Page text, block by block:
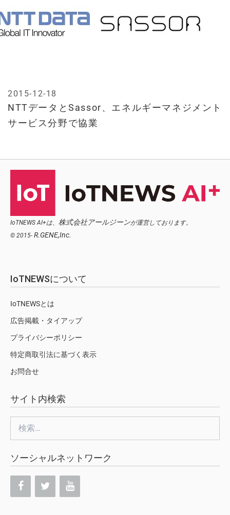
NTTデータとSassor、エネルギーマネジメント
サービス分野で協業
2015-12-18
IoTNEWS AI+は、 株式会社アールジーンが運営しております。
© 2015- R.GENE,Inc.
IoTNEWSについて
IoTNEWSとは
広告掲載・タイアップ
プライバシーポリシー
特定商取引法に基づく表示
お問合せ
サイト内検索
索:
ソーシャルネットワーク